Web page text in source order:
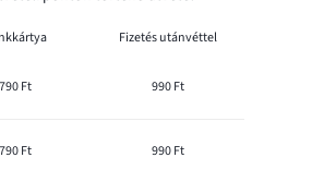
Fizetés utánvéttel
790 Ft 990 Ft
790 Ft 990 Ft